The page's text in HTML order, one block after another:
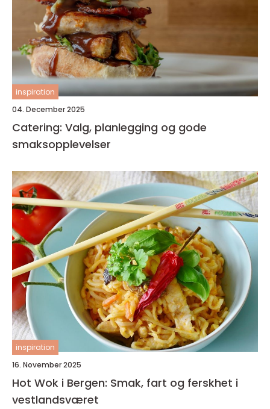
inspiration
04. December 2025
Catering: Valg, planlegging og gode
smaksopplevelser
inspiration
16. November 2025
Hot Wok i Bergen: Smak, fart og ferskhet i
vestlandsværet